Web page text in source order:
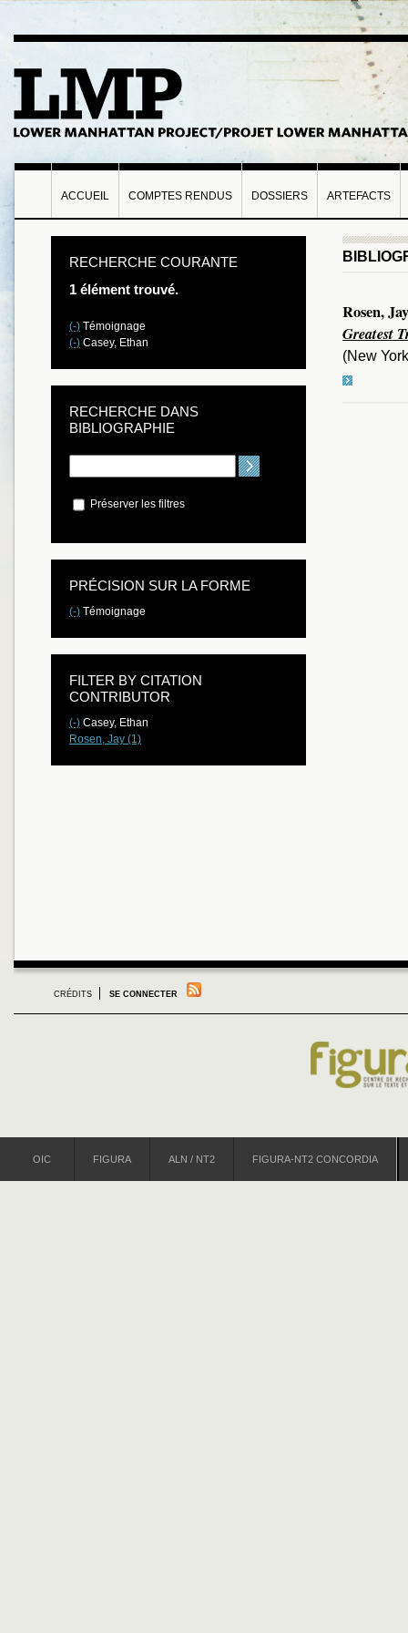
ACCUEIL COMPTES RENDUS DOSSIERS ARTEFACTS
Rosen,
Greatest
(New
RECHERCHE COURANTE
1 élément trouvé.
(-) Témoignage
(-) Casey, Ethan
RECHERCHE DANS
BIBLIOGRAPHIE
Préserver les filtres
PRÉCISION SUR LA FORME
(-) Témoignage
FILTER BY CITATION
CONTRIBUTOR
(-) Casey, Ethan
Rosen, Jay (1)
CRÉDITS SE CONNECTER
OIC FIGURA ALN / NT2 FIGURA-NT2 CONCORDIA